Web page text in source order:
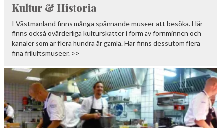
Kultur & Historia
I Västmanland finns många spännande museer att besöka. Här
finns också ovärderliga kulturskatter i form av fornminnen och
kanaler som är flera hundra år gamla. Här finns dessutom flera
fina friluftsmuseer. >>